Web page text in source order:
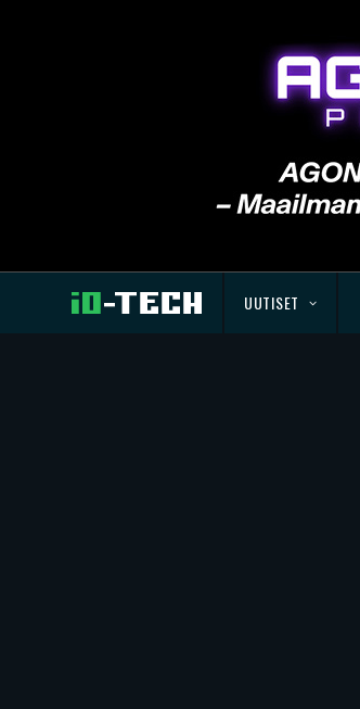
UUTISET